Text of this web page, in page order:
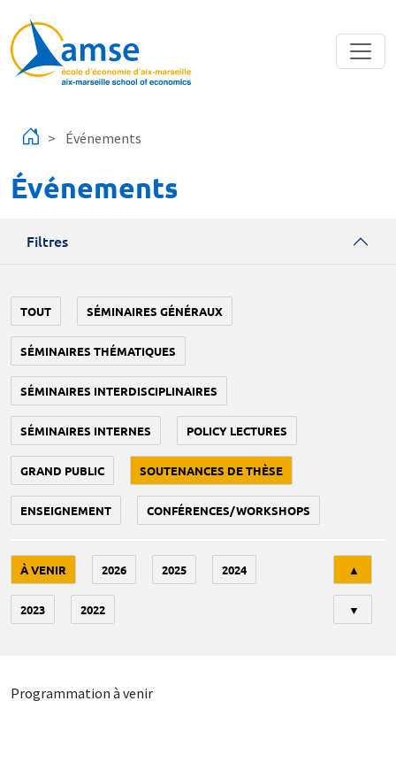
Événements
Événements
Filtres
TOUT SÉMINAIRES GÉNÉRAUX
SÉMINAIRES THÉMATIQUES
SÉMINAIRES INTERDISCIPLINAIRES
SÉMINAIRES INTERNES POLICY LECTURES
GRAND PUBLIC SOUTENANCES DE THÈSE
ENSEIGNEMENT CONFÉRENCES/WORKSHOPS
À VENIR 2026 2025 2024
2023 2022
▲
▼
Programmation à venir